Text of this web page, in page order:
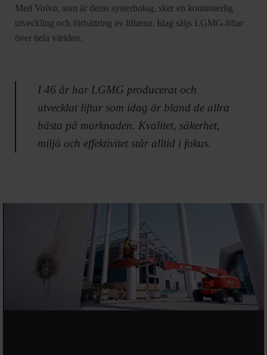
Med Volvo, som är deras systerbolag, sker en kontinuerlig
utveckling och förbättring av liftarna. Idag säljs LGMG-liftar
över hela världen.
I 46 år har LGMG producerat och
utvecklat liftar som idag är bland de allra
bästa på marknaden. Kvalitet, säkerhet,
miljö och effektivitet står alltid i fokus.